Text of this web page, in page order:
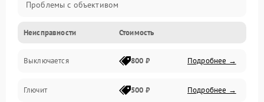
Проблемы с объективом
Электронные ошибки
Механические проблемы
Матрица и оптика
Неисправности Стоимость
Выключается 800 ₽ Подробнее →
Глючит 500 ₽ Подробнее →